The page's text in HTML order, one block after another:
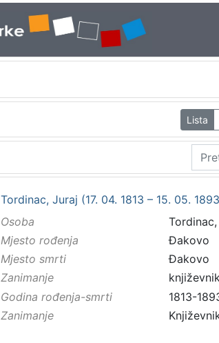
Lista
Tordinac, Juraj (17. 04. 1813 – 15. 05.
Osoba
Tordinac,
Mjesto rođenja
Đakovo
Mjesto smrti
Đakovo
Zanimanje
Godina rođenja-smrti
1813-
Zanimanje